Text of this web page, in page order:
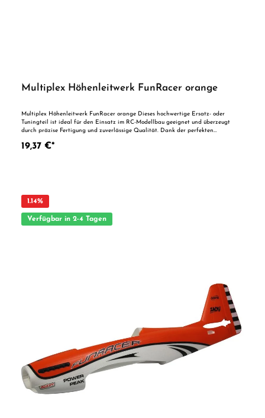
Multiplex Höhenleitwerk FunRacer orange
Multiplex Höhenleitwerk FunRacer orange Dieses hochwertige Ersatz- oder
Tuningteil ist ideal für den Einsatz im RC-Modellbau geeignet und überzeugt
durch präzise Fertigung und zuverlässige Qualität. Dank der perfekten
geeignet. Vorteile auf einen Blick: Passgenaue Verarbeitung Geeignet für
19,37 €*
1.14%
Verfügbar in 2-4 Tagen